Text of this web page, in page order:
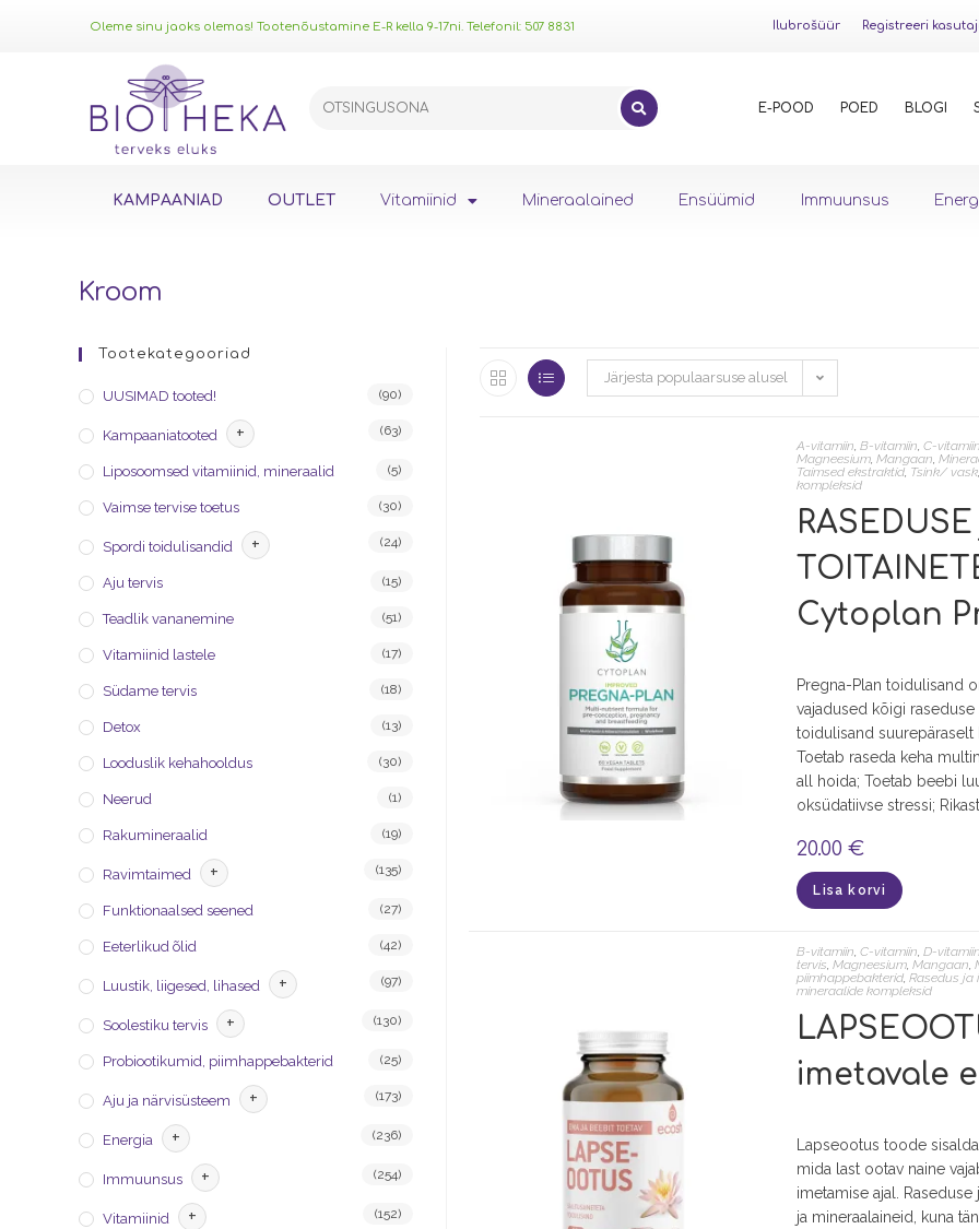
Oleme sinu jaoks olemas! Tootenõustamine E-R kella 9-17ni. Telefonil: 507 8831 Ilubrošüür Registreeri
E-POOD POED BLOGI
KAMPAANIAD OUTLET Vitamiinid Mineraalained Ensüümid Immuunsus
Kroom
Järjesta populaarsuse alusel
A-vitamiin ,B-vitamiin ,C-vitamiin
Magneesium ,Mangaan ,
Taimsed ekstraktid Tsink/ vask
kompleksid
Cytoplan
Pregna-Plan toidulisand
vajadused kõigi
toidulisand suurepäraselt
Toetab raseda keha
all hoida; Toetab beebi
oksüdatiivse stressi;
20.00€
Lisa korvi
B-vitamiin,C-vitamiin,D-
tervis,Magneesium,Mangaan,
piimhappebakterid,Rasedus ja
mineraalide kompleksid
imetavale
Lapseootus toode
mida last ootav naine
imetamise ajal.
ja mineraalaineid, kuna
Tootekategooriad
UUSIMAD tooted! (90)
Kampaaniatooted + (63)
Liposoomsed vitamiinid, mineraalid (5)
Vaimse tervise toetus (30)
Spordi toidulisandid + (24)
Aju tervis (15)
Teadlik vananemine (51)
Vitamiinid lastele (17)
Südame tervis (18)
Detox (13)
Looduslik kehahooldus (30)
Neerud (1)
Rakumineraalid (19)
Ravimtaimed + (135)
Funktionaalsed seened (27)
Eeterlikud õlid (42)
Luustik, liigesed, lihased + (97)
Soolestiku tervis + (130)
Probiootikumid, piimhappebakterid (25)
Aju ja närvisüsteem + (173)
Energia + (236)
Immuunsus + (254)
Vitamiinid + (152)